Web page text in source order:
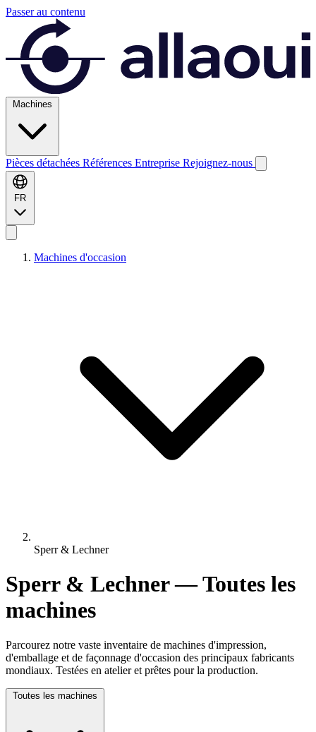
Passer au contenu
Machines
Pièces détachées Références Entreprise Rejoignez-nous
FR
Machines d'occasion
Sperr & Lechner
Sperr & Lechner — Toutes les
machines
Parcourez notre vaste inventaire de machines d'impression,
d'emballage et de façonnage d'occasion des principaux fabricants
mondiaux. Testées en atelier et prêtes pour la production.
Toutes les machines